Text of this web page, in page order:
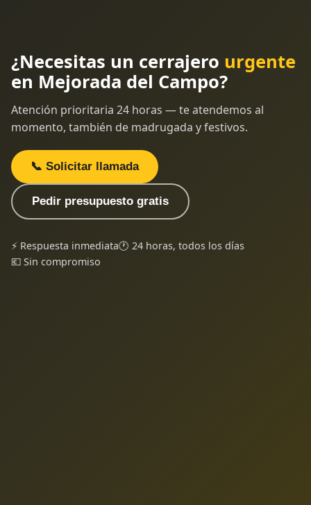
¿Necesitas un cerrajero urgente
en Mejorada del Campo?
Atención prioritaria 24 horas — te atendemos al
momento, también de madrugada y festivos.
📞 Solicitar llamada
Pedir presupuesto gratis
⚡ Respuesta inmediata🕐 24 horas, todos los días
💶 Sin compromiso